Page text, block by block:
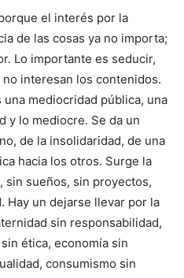
el interés por la
de las cosas ya no importa;
Lo importante es seducir,
interesan los contenidos.
mediocridad pública, una
y lo mediocre. Se da un
de la insolidaridad, de una
hacia los otros. Surge la
sin sueños, sin proyectos,
Hay un dejarse llevar por la
sin responsabilidad,
ética, economía sin
consumismo sin